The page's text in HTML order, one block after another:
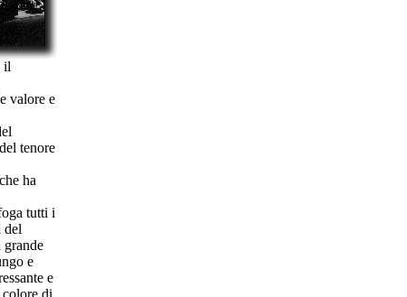
il
valore e
tenore
che ha
tutti i
del
grande
e
e
colore di